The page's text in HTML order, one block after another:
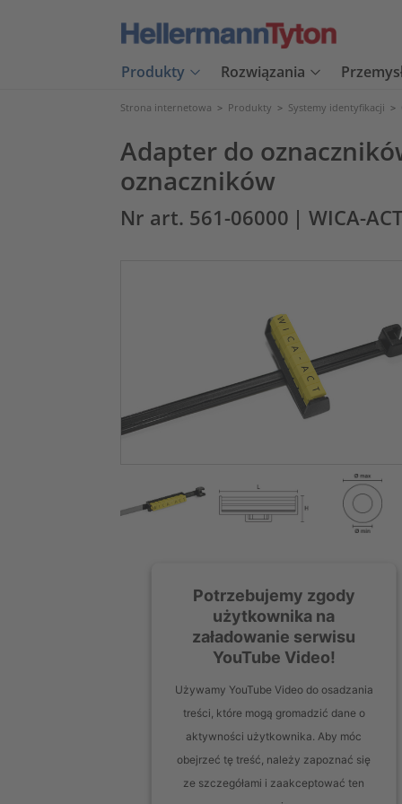
Produkty Rozwiązania
Strona internetowa > Produkty > Systemy identyfikacji >
Adapter do
oznaczników
Nr art. 561-06000 | WICA-
Potrzebujemy zgody
użytkownika na
załadowanie serwisu
YouTube Video!
Używamy YouTube Video do osadzania
treści, które mogą gromadzić dane o
aktywności użytkownika. Aby móc
obejrzeć tę treść, należy zapoznać się
ze szczegółami i zaakceptować ten